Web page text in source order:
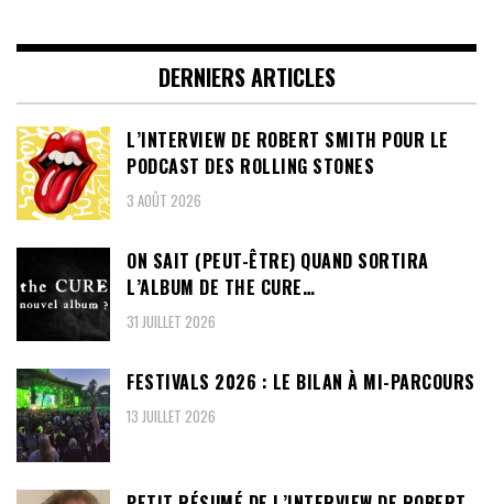
DERNIERS ARTICLES
L’INTERVIEW DE ROBERT SMITH POUR LE
PODCAST DES ROLLING STONES
3 AOÛT 2026
ON SAIT (PEUT-ÊTRE) QUAND SORTIRA
L’ALBUM DE THE CURE…
31 JUILLET 2026
FESTIVALS 2026 : LE BILAN À MI-PARCOURS
13 JUILLET 2026